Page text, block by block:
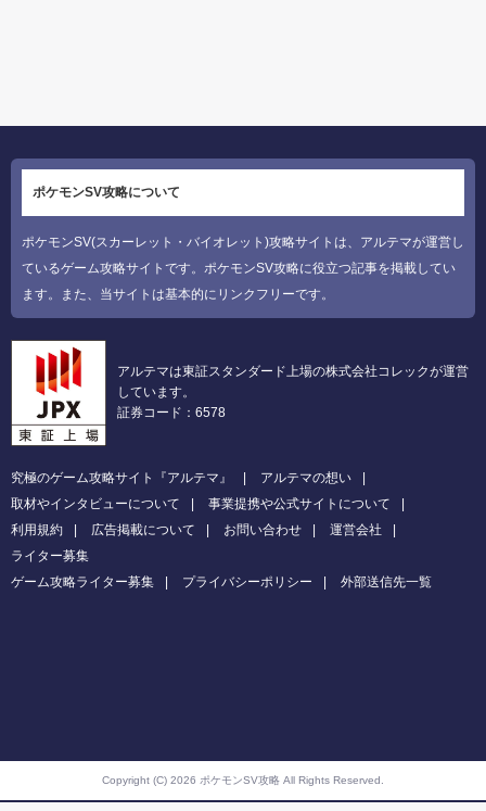
ポケモンSV攻略について
ポケモンSV(スカーレット・バイオレット)攻略サイトは、アルテマが運営し
ているゲーム攻略サイトです。ポケモンSV攻略に役立つ記事を掲載してい
ます。また、当サイトは基本的にリンクフリーです。
アルテマは東証スタンダード上場の株式会社コレックが運営
しています。
証券コード：6578
究極のゲーム攻略サイト『アルテマ』
アルテマの想い
取材やインタビューについて
事業提携や公式サイトについて
利用規約
広告掲載について お問い合わせ
運営会社
ライター募集
ゲーム攻略ライター募集
プライバシーポリシー 外部送信先一覧
Copyright (C) 2026 ポケモンSV攻略 All Rights Reserved.